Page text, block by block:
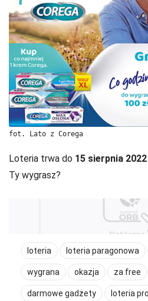
fot. Lato z Corega
Loteria trwa do 15 sierpnia
Ty wygrasz?
loteria loteria paragonowa
wygrana okazja za free
darmowe gadżety loteria